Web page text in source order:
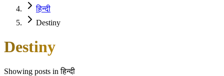
हिन्दी
Destiny
Destiny
Showing posts inहिन्दी